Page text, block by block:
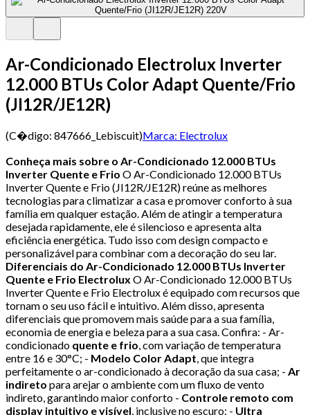
Ar-Condicionado Electrolux Inverter
12.000 BTUs Color Adapt Quente/Frio
(JI12R/JE12R)
(C�digo: 847666_Lebiscuit)Marca: Electrolux
Conheça mais sobre o Ar-Condicionado 12.000 BTUs
Inverter Quente e Frio O Ar-Condicionado 12.000 BTUs
Inverter Quente e Frio (JI12R/JE12R) reúne as melhores
tecnologias para climatizar a casa e promover conforto à sua
família em qualquer estação. Além de atingir a temperatura
desejada rapidamente, ele é silencioso e apresenta alta
eficiência energética. Tudo isso com design compacto e
personalizável para combinar com a decoração do seu lar.
Diferenciais do Ar-Condicionado 12.000 BTUs Inverter
Quente e Frio Electrolux O Ar-Condicionado 12.000 BTUs
Inverter Quente e Frio Electrolux é equipado com recursos que
tornam o seu uso fácil e intuitivo. Além disso, apresenta
diferenciais que promovem mais saúde para a sua família,
economia de energia e beleza para a sua casa. Confira: - Ar-
condicionado quente e frio, com variação de temperatura
entre 16 e 30°C; - Modelo Color Adapt, que integra
perfeitamente o ar-condicionado à decoração da sua casa; - Ar
indireto para arejar o ambiente com um fluxo de vento
indireto, garantindo maior conforto - Controle remoto com
display intuitivo e visível, inclusive no escuro; - Ultra